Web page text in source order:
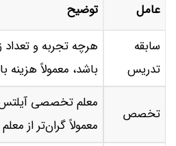
عامل
توضیح
سابقه
تدریس
هرچه تجربه و تعداد
باشد، معمولاً هزینه
تخصص
معلم تخصصی آیلتس،
معمولاً گران‌تر از